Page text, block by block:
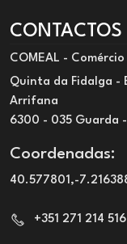
CONTACTOS
COMEAL -
Quinta da Fidalga -
Arrifana
6300 - 035 Guarda
Coordenadas:
40.577801,-
+351 271 214